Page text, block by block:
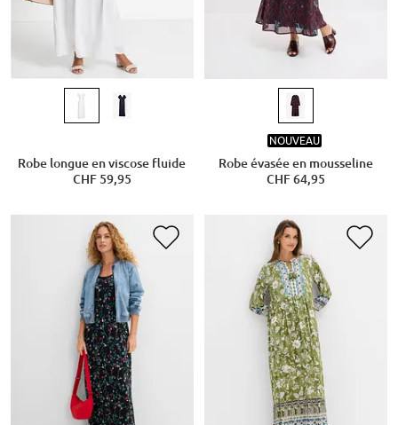
Robe longue en viscose fluide
CHF 59,95
NOUVEAU
Robe évasée en mousseline
CHF 64,95